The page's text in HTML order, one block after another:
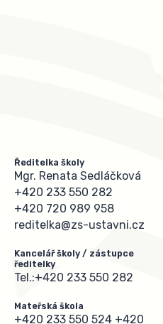
Ředitelka školy
Mgr. Renata Sedláčková
+420 233 550 282
+420 720 989 958
reditelka@zs-ustavni.cz
Kancelář školy / zástupce
ředitelky
Tel.:+420 233 550 282
Mateřská škola
+420 233 550 524 +420